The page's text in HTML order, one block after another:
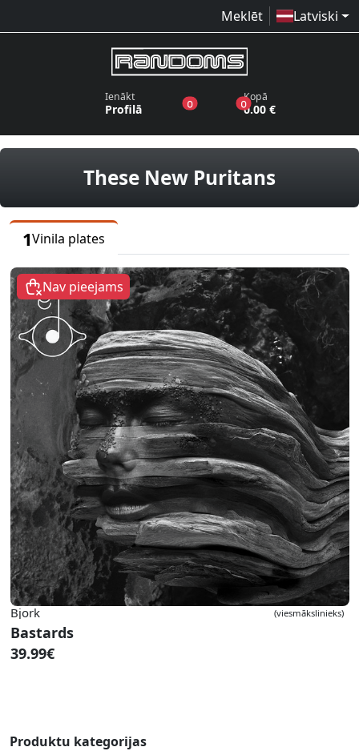
Meklēt Latviski
Ienākt
Profilā 0produkti vēlmju sarakstā
0produkti grozā
Kopā
0.00 €
These New Puritansvinila
1Vinila plates
Nav pieejams
Bjork (viesmākslinieks)
Bastards
39.99€
Produktu kategorijas